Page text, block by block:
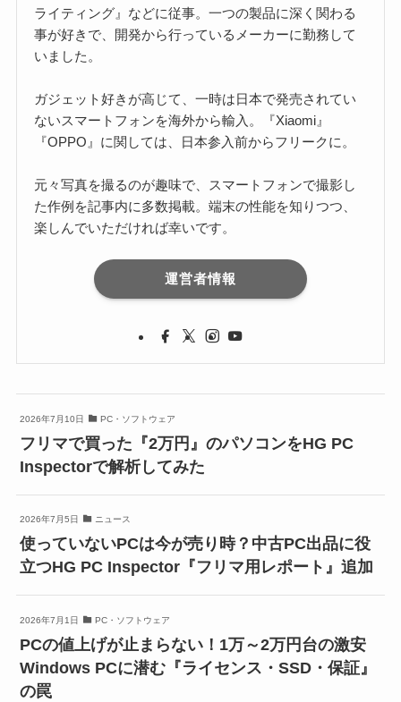
ライティング』などに従事。一つの製品に深く関わる
事が好きで、開発から行っているメーカーに勤務して
いました。
ガジェット好きが高じて、一時は日本で発売されてい
ないスマートフォンを海外から輸入。『Xiaomi』
『OPPO』に関しては、日本参入前からフリークに。
元々写真を撮るのが趣味で、スマートフォンで撮影し
た作例を記事内に多数掲載。端末の性能を知りつつ、
楽しんでいただければ幸いです。
運営者情報
2026年7月10日 PC・ソフトウェア
フリマで買った『2万円』のパソコンをHG PC
Inspectorで解析してみた
2026年7月5日 ニュース
使っていないPCは今が売り時？中古PC出品に役
立つHG PC Inspector『フリマ用レポート』追加
2026年7月1日 PC・ソフトウェア
PCの値上げが止まらない！1万～2万円台の激安
Windows PCに潜む『ライセンス・SSD・保証』
の罠